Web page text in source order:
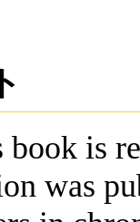
book is
was